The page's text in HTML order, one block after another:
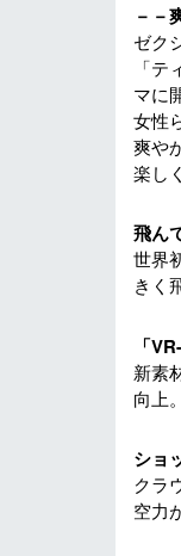
－－
ゼク
「
マに
女性
爽や
楽し
飛ん
世界
きく
「
新素
向上。
ショ
クラ
空力